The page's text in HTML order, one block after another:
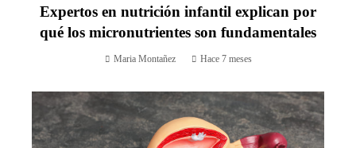
Expertos en nutrición infantil explican por
qué los micronutrientes son fundamentales
Maria Montañez Hace 7 meses